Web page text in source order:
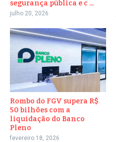
segurança pública e c ...
julho 20, 2026
Rombo do FGV supera R$
50 bilhões com a
liquidação do Banco
Pleno
fevereiro 18, 2026